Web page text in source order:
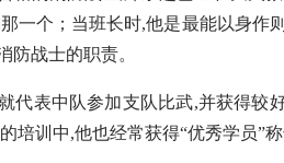
一个；当班长时,他是最能以身
防战士的职责。
表中队参加支队比武,并获得较
培训中,他也经常获得“优秀学员”